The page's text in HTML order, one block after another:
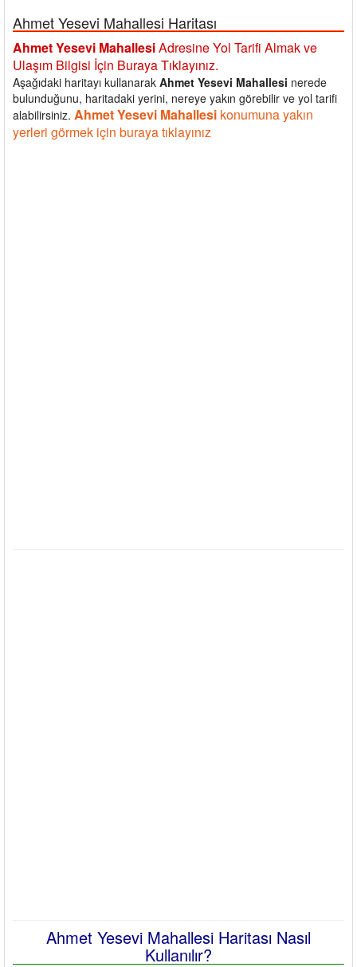
Ahmet Yesevi Mahallesi Haritası
Ahmet Yesevi MahallesiAdresine Yol Tarifi Almak ve
Ulaşım Bilgisi İçin Buraya Tıklayınız.
Aşağıdaki haritayı kullanarak Ahmet Yesevi Mahallesi nerede
bulunduğunu, haritadaki yerini, nereye yakın görebilir ve yol tarifi
alabilirsiniz. Ahmet Yesevi Mahallesi konumuna yakın
yerleri görmek için buraya tıklayınız
Ahmet Yesevi Mahallesi Haritası Nasıl
Kullanılır?